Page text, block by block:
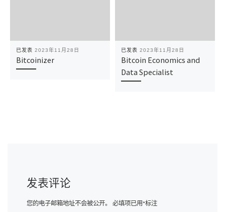
已发表 2023年11月28日
Bitcoinizer
已发表 2023年11月28日
Bitcoin Economics and
Data Specialist
发表评论
您的电子邮箱地址不会被公开。 必填项已用*标注